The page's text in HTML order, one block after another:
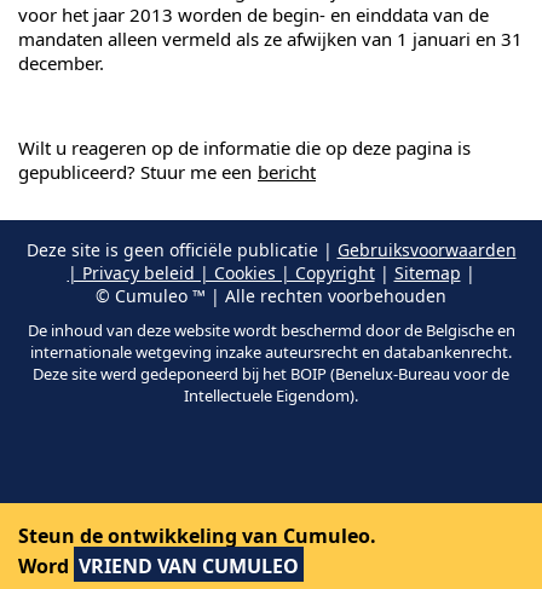
voor het jaar 2013 worden de begin- en einddata van de
mandaten alleen vermeld als ze afwijken van 1 januari en 31
december.
Wilt u reageren op de informatie die op deze pagina is
gepubliceerd? Stuur me een bericht
Deze site is geen officiële publicatie | Gebruiksvoorwaarden
| Privacy beleid | Cookies | Copyright| Sitemap |
© Cumuleo ™ | Alle rechten voorbehouden
De inhoud van deze website wordt beschermd door de Belgische en
internationale wetgeving inzake auteursrecht en databankenrecht.
Deze site werd gedeponeerd bij het BOIP (Benelux-Bureau voor de
Intellectuele Eigendom).
Steun de ontwikkeling van Cumuleo.
Word VRIEND VAN CUMULEO